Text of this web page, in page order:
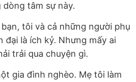
tâm sự này.
tôi và cả những người phụ
đại là ích kỷ. Nhưng mấy ai
trải qua chuyện gì.
gia đình nghèo. Mẹ tôi làm